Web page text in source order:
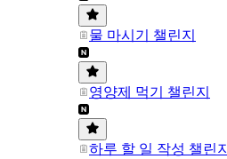
물 마시기 챌린지
영양제 먹기 챌린지
하루 할 일 작성 챌린지